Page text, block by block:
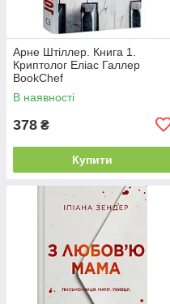
Арне Штіллер. Книга 1.
Криптолог Еліас Галлер
BookChef
В наявності
378 ₴
Купити